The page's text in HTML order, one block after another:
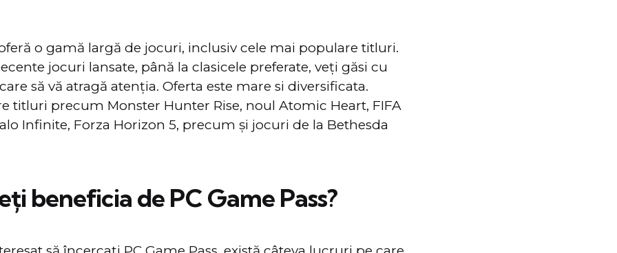
oferă o gamă largă de jocuri, inclusiv cele mai populare titluri.
jocuri lansate, până la clasicele preferate, veți găsi cu
să vă atragă atenția. Oferta este mare si diversificata.
titluri precum Monster Hunter Rise, noul Atomic Heart, FIFA
Infinite, Forza Horizon 5, precum și jocuri de la Bethesda
beneficia de PC Game Pass?